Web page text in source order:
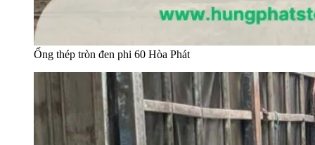
Ống thép tròn đen phi 60 Hòa Phát